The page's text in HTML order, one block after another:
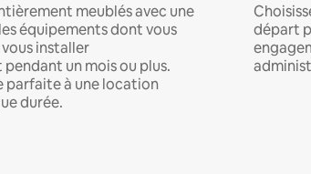
meublés avec une
équipements dont vous
installer
un mois ou plus.
parfaite à une location
durée.
départ